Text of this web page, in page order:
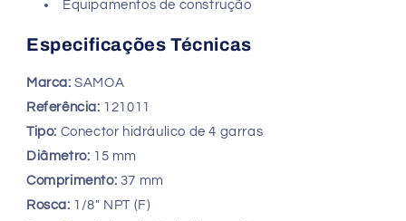
Equipamentos de construção
Especificações Técnicas
Marca: SAMOA
Referência: 121011
Tipo: Conector hidráulico de 4 garras
Diâmetro: 15 mm
Comprimento: 37 mm
Rosca: 1/8" NPT (F)